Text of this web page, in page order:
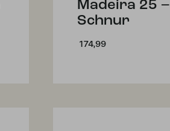
Madeira 25 –
Schnur
174,99